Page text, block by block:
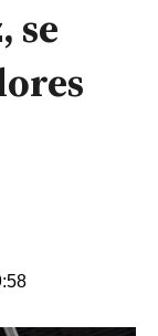
se